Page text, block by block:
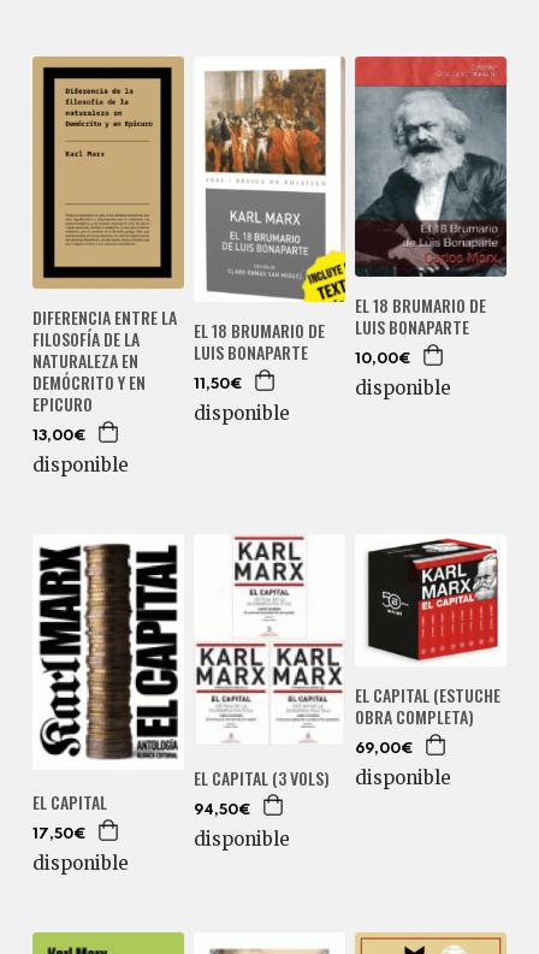
DIFERENCIA ENTRE LA
FILOSOFÍA DE LA
NATURALEZA EN
DEMÓCRITO Y EN
EPICURO
13,00€
disponible
EL 18 BRUMARIO DE
LUIS BONAPARTE
11,50€
disponible
EL 18 BRUMARIO DE
LUIS BONAPARTE
10,00€
disponible
EL CAPITAL
17,50€
disponible
EL CAPITAL (3 VOLS)
94,50€
disponible
EL CAPITAL (ESTUCHE
OBRA COMPLETA)
69,00€
disponible